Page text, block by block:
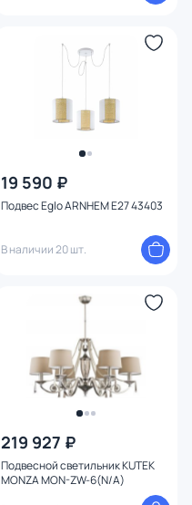
19 590 ₽
Подвес Eglo ARNHEM E27 43403
В наличии 20 шт.
219 927 ₽
Подвесной светильник KUTEK
MONZA MON-ZW-6(N/A)